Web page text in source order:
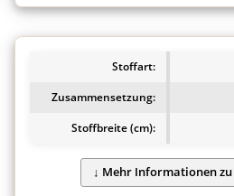
Stoffart:
Zusammensetzung:
Stoffbreite (cm):